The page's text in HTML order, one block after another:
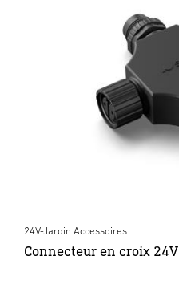
24V-Jardin Accessoires
Connecteur en croix 24V